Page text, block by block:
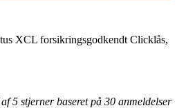
XCL forsikringsgodkendt Clicklås,
5 stjerner baseret på 30 anmeldelser